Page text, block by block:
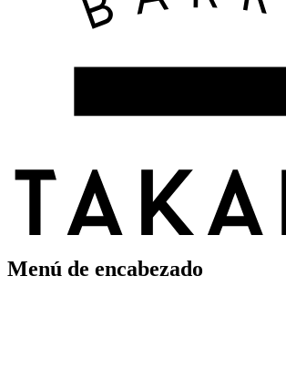
Menú de encabezado